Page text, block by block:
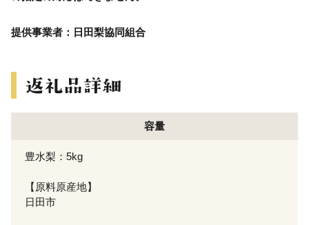
提供事業者：日田梨協同組合
容量
豊水梨：5kg
【原料原産地】
日田市